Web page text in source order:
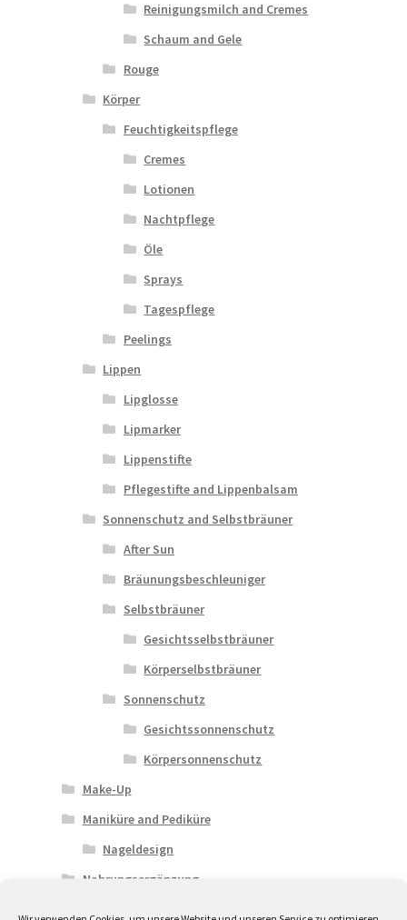
Reinigungsmilch and Cremes
Schaum and Gele
Rouge
Körper
Feuchtigkeitspflege
Cremes
Lotionen
Nachtpflege
Öle
Sprays
Tagespflege
Peelings
Lippen
Lipglosse
Lipmarker
Lippenstifte
Pflegestifte and Lippenbalsam
Sonnenschutz and Selbstbräuner
After Sun
Bräunungsbeschleuniger
Selbstbräuner
Gesichtsselbstbräuner
Körperselbstbräuner
Sonnenschutz
Gesichtssonnenschutz
Körpersonnenschutz
Make-Up
Maniküre and Pediküre
Nageldesign
Nahrungsergänzung